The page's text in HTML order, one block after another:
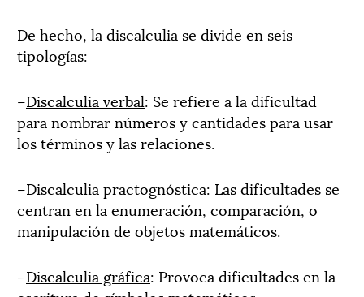
De hecho, la discalculia se divide en seis
tipologías:
–Discalculia verbal: Se refiere a la dificultad
para nombrar números y cantidades para usar
los términos y las relaciones.
–Discalculia practognóstica: Las dificultades se
centran en la enumeración, comparación, o
manipulación de objetos matemáticos.
–Discalculia gráfica: Provoca dificultades en la